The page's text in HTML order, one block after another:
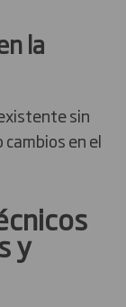
la
sin
en el
y